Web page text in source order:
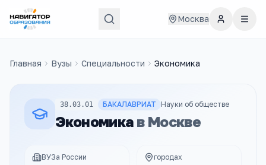
Москва
Главная Вузы Специальности Экономика
38.03.01 БАКАЛАВРИАТ Науки об обществе
Экономикав Москве
ВУЗа России городах